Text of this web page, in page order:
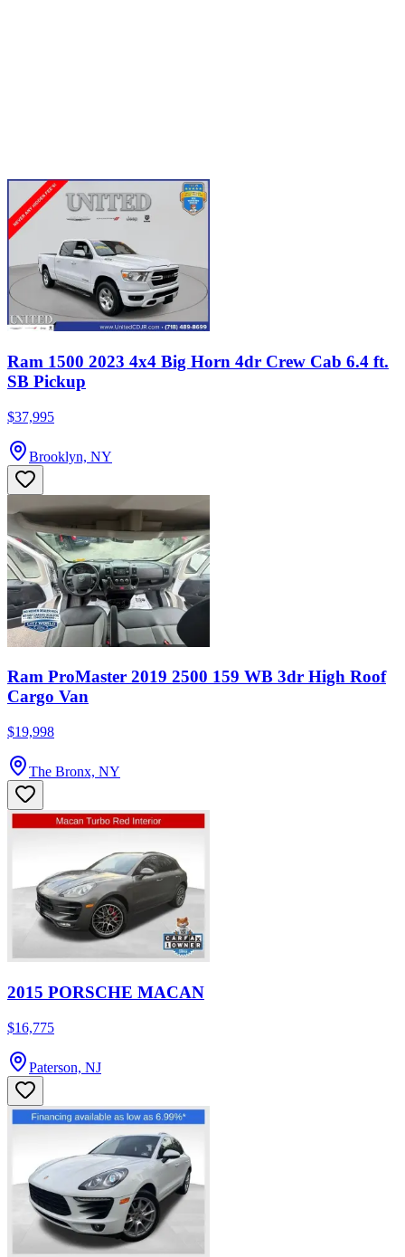
Ram 1500 2023 4x4 Big Horn 4dr Crew Cab 6.4 ft.
SB Pickup
$37,995
Brooklyn, NY
Ram ProMaster 2019 2500 159 WB 3dr High Roof
Cargo Van
$19,998
The Bronx, NY
2015 PORSCHE MACAN
$16,775
Paterson, NJ